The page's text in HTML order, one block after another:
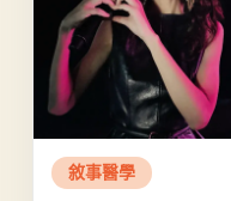
敘事醫學